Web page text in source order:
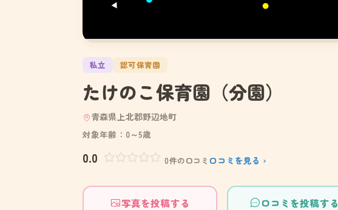
私立 認可保育園
たけのこ保育園（分園）
青森県上北郡野辺地町
対象年齢：0～5歳
0.0 0件の口コミ 口コミを見る ›
写真を投稿する 口コミを投稿する